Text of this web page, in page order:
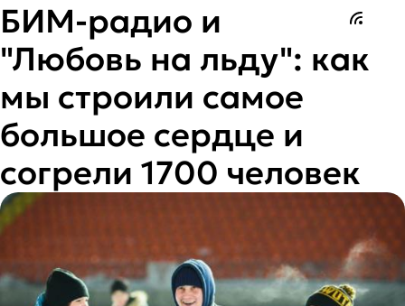
БИМ-радио и
"Любовь на льду": как
мы строили самое
большое сердце и
согрели 1700 человек